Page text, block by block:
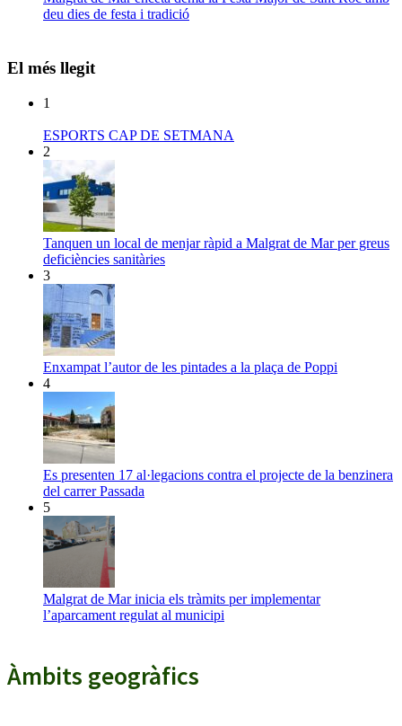
deu dies de festa i tradició
El més llegit
1
ESPORTS CAP DE SETMANA
2
Tanquen un local de menjar ràpid a Malgrat de Mar per greus
deficiències sanitàries
3
Enxampat l’autor de les pintades a la plaça de Poppi
4
Es presenten 17 al·legacions contra el projecte de la benzinera
del carrer Passada
5
Malgrat de Mar inicia els tràmits per implementar
l’aparcament regulat al municipi
Àmbits geogràfics